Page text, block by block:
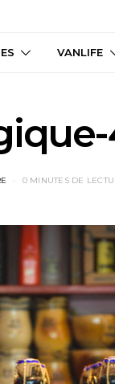
VANLIFE
0 MINUTES DE